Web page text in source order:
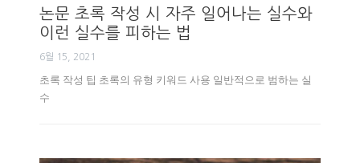
논문 초록 작성 시 자주 일어나는 실수와
이런 실수를 피하는 법
6월 15, 2021
초록 작성 팁 초록의 유형 키워드 사용 일반적으로 범하는 실
수